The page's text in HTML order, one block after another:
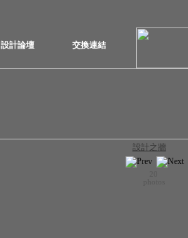
設計論壇 交換連結
設計之牆